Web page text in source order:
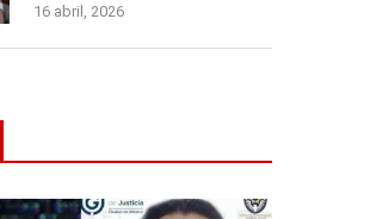
16 abril, 2026